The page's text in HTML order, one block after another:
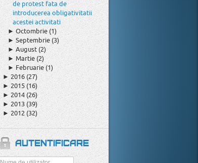
de protest fata de
introducerea obligativitatii
acestei activitati
► Octombrie(1)
► Septembrie (3)
► August (2)
► Martie (2)
► Februarie (1)
► 2016 (27)
► 2015(16)
► 2014 (26)
► 2013 (39)
►2012 (32)
AUTENTIFICARE